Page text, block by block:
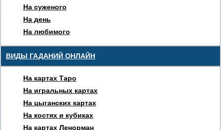
На суженого
На день
На любимого
ВИДЫ ГАДАНИЙ ОНЛАЙН
На картах Таро
На игральных картах
На цыганских картах
На костях и кубиках
На картах Ленорман